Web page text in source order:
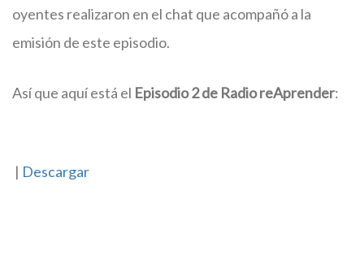
oyentes realizaron en el chat que acompañó a la
emisión de este episodio.
Así que aquí está el Episodio 2 de Radio reAprender:
| Descargar